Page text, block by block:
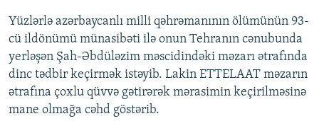
Yüzlərlə azərbaycanlı milli qəhrəmanının ölümünün 93-
cü ildönümü münasibəti ilə onun Tehranın cənubunda
yerləşən Şah-Əbdüləzim məscidindəki məzarı ətrafında
dinc tədbir keçirmək istəyib. Lakin ETTELAAT məzarın
ətrafına çoxlu qüvvə gətirərək mərasimin keçirilməsinə
mane olmağa cəhd göstərib.